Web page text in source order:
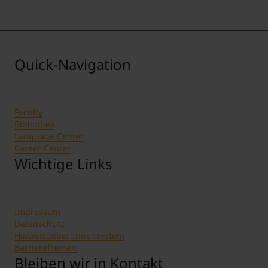
Quick-Navigation
Faculty
Bibliothek
Language Center
Career Center
Wichtige Links
Impressum
Datenschutz
Hinweisgeber:Innensystem
Barrierefreiheit
Bleiben wir in Kontakt